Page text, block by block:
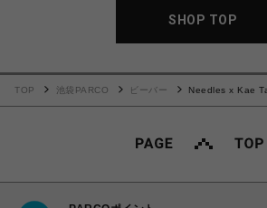
SHOP TOP
TOP 池袋PARCO ビーバー
Needles x Kae